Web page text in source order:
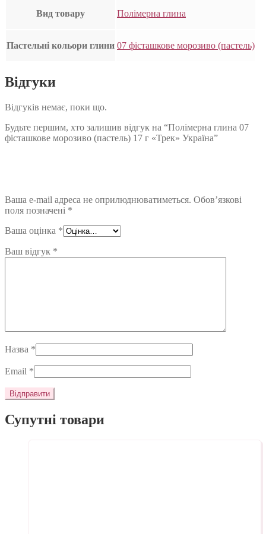
Вид товару Полімерна глина
Пастельні кольори глини 07 фісташкове морозиво (пастель)
Відгуки
Відгуків немає, поки що.
Будьте першим, хто залишив відгук на “Полімерна глина 07
фісташкове морозиво (пастель) 17 г «Трек» Україна”
Ваша e-mail адреса не оприлюднюватиметься. Обов’язкові
поля позначені *
Ваша оцінка *
Ваш відгук *
Назва *
Email *
Супутні товари